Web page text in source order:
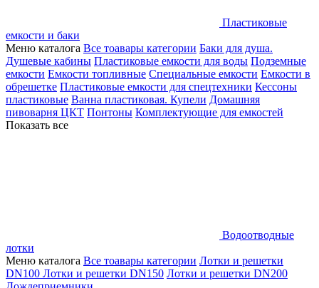
Пластиковые
емкости и баки
Меню каталога Все тоавары категории Баки для душа.
Душевые кабины Пластиковые емкости для воды Подземные
емкости Емкости топливные Специальные емкости Емкости в
обрешетке Пластиковые емкости для спецтехники Кессоны
пластиковые Ванна пластиковая. Купели Домашняя
пивоварня ЦКТ Понтоны Комплектующие для емкостей
Показать все
Водоотводные
лотки
Меню каталога Все тоавары категории Лотки и решетки
DN100 Лотки и решетки DN150 Лотки и решетки DN200